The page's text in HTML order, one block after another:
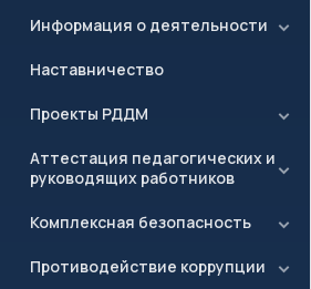
Информация о деятельности
Наставничество
Проекты РДДМ
Аттестация педагогических и
руководящих работников
Комплексная безопасность
Противодействие коррупции